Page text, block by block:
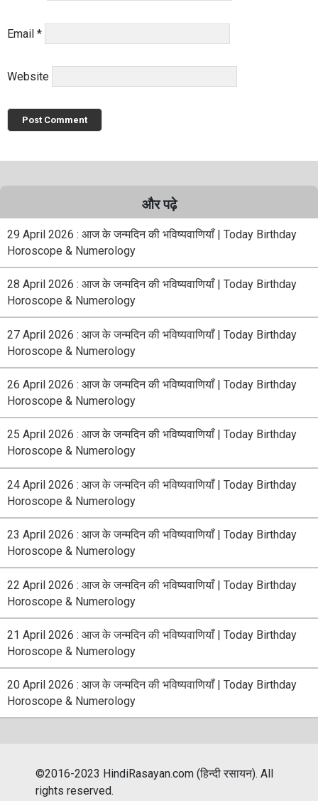
Email *
Website
और पढ़े
29 April 2026 : आज के जन्मदिन की भविष्यवाणियाँ | Today Birthday
Horoscope & Numerology
28 April 2026 : आज के जन्मदिन की भविष्यवाणियाँ | Today Birthday
Horoscope & Numerology
27 April 2026 : आज के जन्मदिन की भविष्यवाणियाँ | Today Birthday
Horoscope & Numerology
26 April 2026 : आज के जन्मदिन की भविष्यवाणियाँ | Today Birthday
Horoscope & Numerology
25 April 2026 : आज के जन्मदिन की भविष्यवाणियाँ | Today Birthday
Horoscope & Numerology
24 April 2026 : आज के जन्मदिन की भविष्यवाणियाँ | Today Birthday
Horoscope & Numerology
23 April 2026 : आज के जन्मदिन की भविष्यवाणियाँ | Today Birthday
Horoscope & Numerology
22 April 2026 : आज के जन्मदिन की भविष्यवाणियाँ | Today Birthday
Horoscope & Numerology
21 April 2026 : आज के जन्मदिन की भविष्यवाणियाँ | Today Birthday
Horoscope & Numerology
20 April 2026 : आज के जन्मदिन की भविष्यवाणियाँ | Today Birthday
Horoscope & Numerology
©2016-2023 HindiRasayan.com (हिन्दी रसायन). All
rights reserved.